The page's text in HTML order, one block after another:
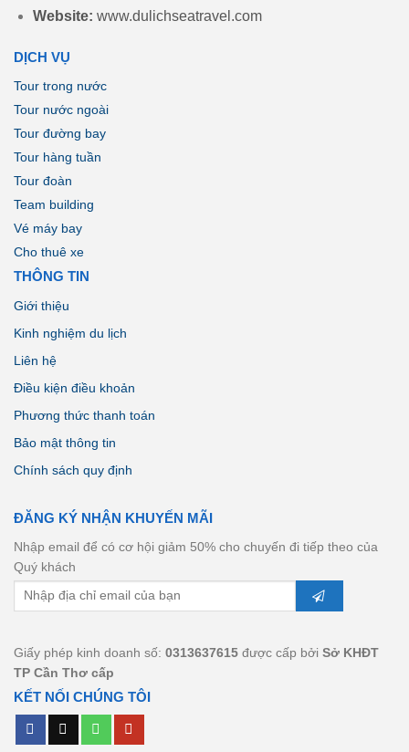
Website: www.dulichseatravel.com
DỊCH VỤ
Tour trong nước
Tour nước ngoài
Tour đường bay
Tour hàng tuần
Tour đoàn
Team building
Vé máy bay
Cho thuê xe
THÔNG TIN
Giới thiệu
Kinh nghiệm du lịch
Liên hệ
Điều kiện điều khoản
Phương thức thanh toán
Bảo mật thông tin
Chính sách quy định
ĐĂNG KÝ NHẬN KHUYẾN MÃI
Nhập email để có cơ hội giảm 50% cho chuyến đi tiếp theo của
Quý khách
Giấy phép kinh doanh số: 0313637615 được cấp bởi Sở KHĐT
TP Cần Thơ cấp
KẾT NỐI CHÚNG TÔI